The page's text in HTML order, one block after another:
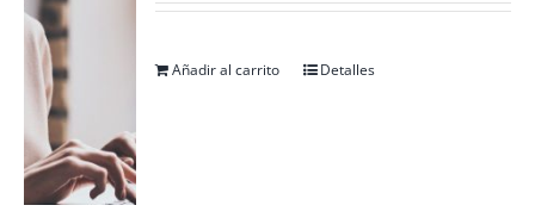
Añadir al carrito Detalles